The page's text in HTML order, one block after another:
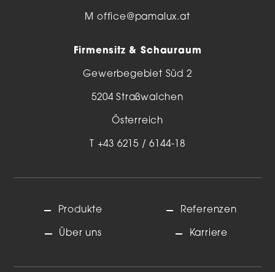
M office@pamalux.at
Firmensitz & Schauraum
Gewerbegebiet Süd 2
5204 Straßwalchen
Österreich
T +43 6215 / 6144-18
Produkte
Über uns
Referenzen
Karriere